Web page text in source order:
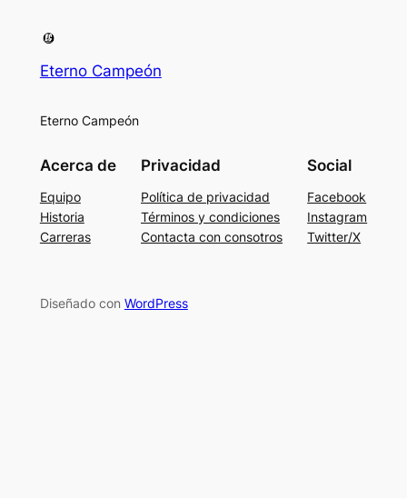
Eterno Campeón
Eterno Campeón
Acerca de
Equipo
Historia
Carreras
Privacidad
Política de privacidad
Términos y condiciones
Contacta con consotros
Social
Facebook
Instagram
Twitter/X
Diseñado con WordPress